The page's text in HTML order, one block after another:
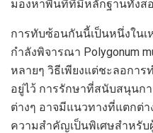
มองหาพื้นที่ที่มีหลักฐานทั้งส
การทับซ้อนกันนี้เป็นหนึ่งใน
กำลังพิจารณา Polygonum
หลายๆ วิธีเพียงแต่ชะลอกา
อยู่ไว้ การรักษาที่สนับสนุนก
ต่างๆ อาจมีแนวทางที่แตกต่
ความสำคัญเป็นพิเศษสำหรั